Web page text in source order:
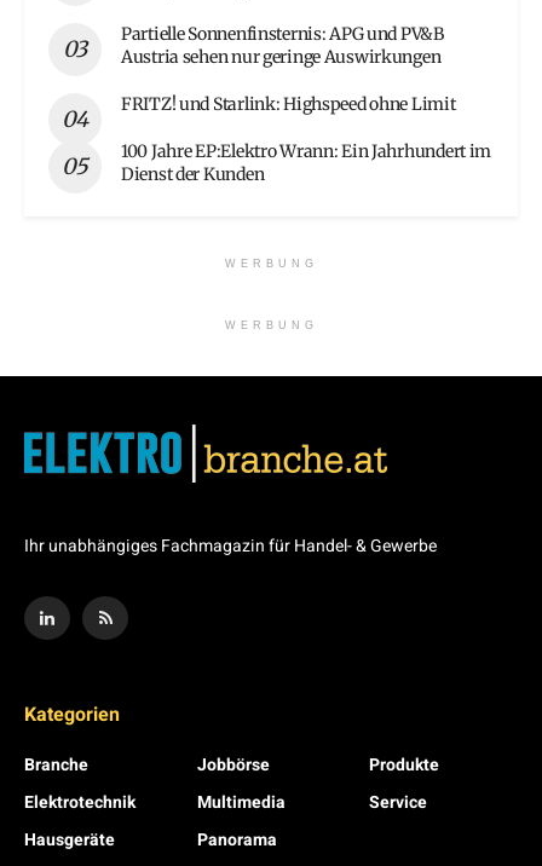
Partielle Sonnenfinsternis: APG und PV&B
Austria sehen nur geringe Auswirkungen
FRITZ! und Starlink: Highspeed ohne Limit
100 Jahre EP:Elektro Wrann: Ein Jahrhundert im
Dienst der Kunden
WERBUNG
WERBUNG
Ihr unabhängiges Fachmagazin für Handel- & Gewerbe
Kategorien
Branche
Elektrotechnik
Hausgeräte
Jobbörse
Multimedia
Panorama
Produkte
Service